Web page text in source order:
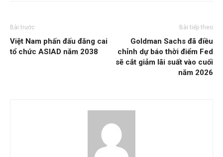
Bài trước
Việt Nam phấn đấu đăng cai
tổ chức ASIAD năm 2038
Bài tiếp theo
Goldman Sachs đã điều
chỉnh dự báo thời điểm Fed
sẽ cắt giảm lãi suất vào cuối
năm 2026